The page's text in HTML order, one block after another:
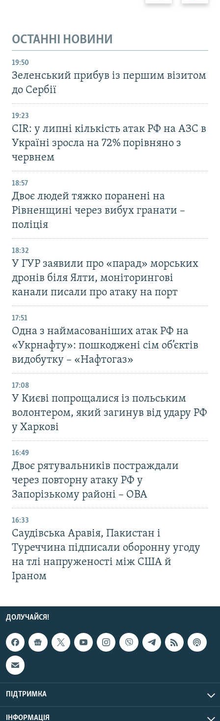
ОСТАННІ НОВИНИ
19:50
Зеленський прибув із першим візитом
до Сербії
19:23
CIR: у липні кількість атак РФ на АЗС в
Україні зросла на 72% порівняно з
червнем
18:57
Двоє людей тяжко поранені на
Рівненщині через вибух гранати –
поліція
18:32
У ГУР заявили про «парад» морських
дронів біля Ялти, моніторингові
канали писали про атаку на порт
17:51
Одна з наймасованіших атак РФ на
«Укрнафту»: пошкоджені сім об’єктів
видобутку – «Нафтогаз»
17:08
У Києві попрощалися із польським
волонтером, який загинув від удару РФ
у Харкові
16:49
Двоє рятувальників постраждали
через повторну атаку РФ у
Запорізькому районі – ОВА
16:33
Саудівська Аравія, Пакистан і
Туреччина підписали оборонну угоду
на тлі напруженості між США й
Іраном
ДОЛУЧАЙСЯ!
ПІДТРИМКА
ІНФОРМАЦІЯ